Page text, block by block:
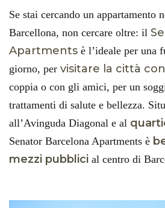
Se stai cercando un appartamento
Barcellona, non cercare oltre: il
Apartments è l’ideale per una
giorno, per visitare la città
coppia o con gli amici, per un
trattamenti di salute e bellezza.
all’Avinguda Diagonal e al
Senator Barcelona Apartments è
mezzi pubblici al centro di